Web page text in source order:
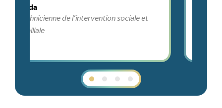
personnes dont je m'occupe.
Christelle